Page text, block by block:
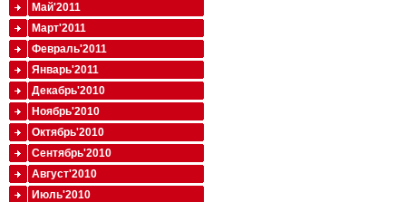
Май'2011
Март'2011
Февраль'2011
Январь'2011
Декабрь'2010
Ноябрь'2010
Октябрь'2010
Сентябрь'2010
Август'2010
Июль'2010